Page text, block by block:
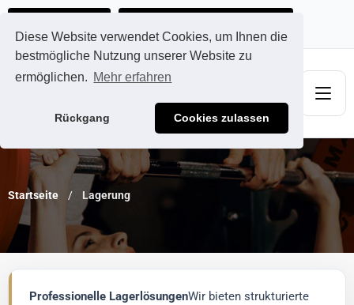
Diese Website verwendet Cookies, um Ihnen die
bestmögliche Nutzung unserer Website zu
ermöglichen. Mehr erfahren
Rückgang Cookies zulassen
Startseite Lagerung
Professionelle LagerlösungenWir bieten strukturierte